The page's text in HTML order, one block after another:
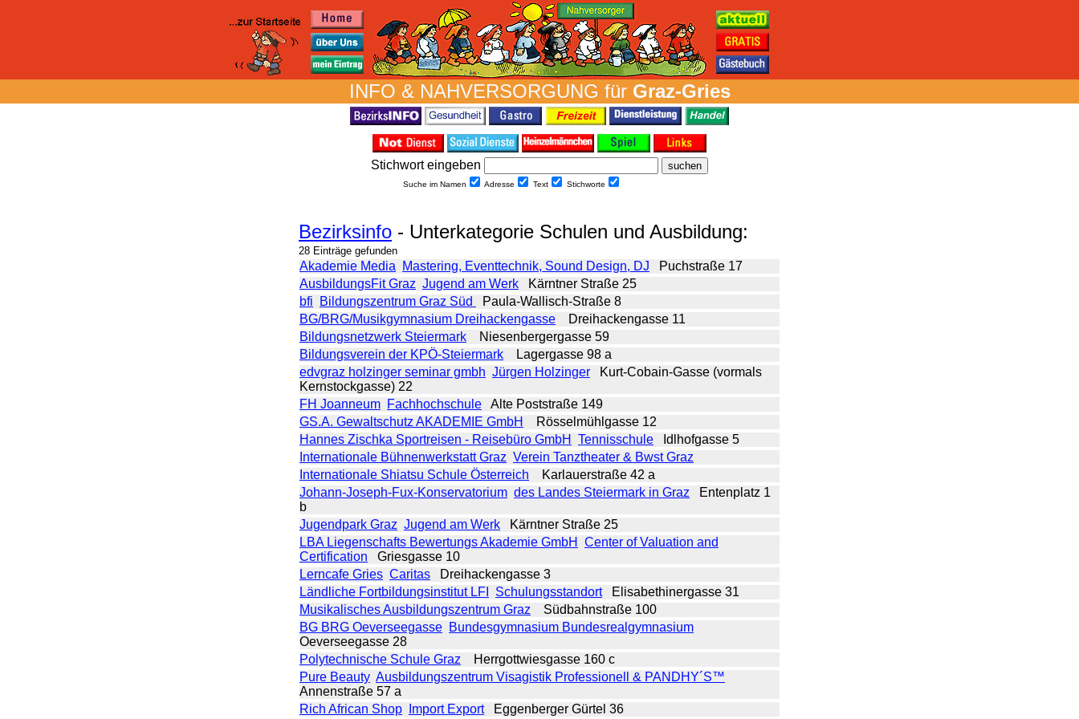
INFO & NAH­VER­SORG­UNG für Graz-Gries
Stich­wort ein­geben
Suche im Namen Adresse Text Stich­worte
Bezirksinfo - Unterkategorie Schulen und Ausbildung:
28 Einträge gefunden
Akademie Media Mastering, Eventtechnik, Sound Design, DJ Puchstraße 17
AusbildungsFit Graz Jugend am Werk Kärntner Straße 25
bfi
Bildungszentrum Graz Süd
Paula-Wallisch-Straße 8
BG/BRG/Musikgymnasium Dreihackengasse
Dreihackengasse 11
Bildungsnetzwerk Steiermark
Niesenbergergasse 59
Bildungsverein der KPÖ-Steiermark
Lagergasse 98 a
edvgraz holzinger seminar gmbh Jürgen Holzinger Kurt-Cobain-Gasse (vormals
Kernstockgasse) 22
FH Joanneum Fachhochschule Alte Poststraße 149
GS.A. Gewaltschutz AKADEMIE GmbH
Rösselmühlgasse 12
Hannes Zischka Sportreisen - Reisebüro GmbH
Tennisschule Idlhofgasse 5
Internationale Bühnenwerkstatt Graz Verein Tanztheater & Bwst Graz
Internationale Shiatsu Schule Österreich
Karlauerstraße 42 a
Johann-Joseph-Fux-Konservatorium des Landes Steiermark in Graz Entenplatz 1
b
Jugendpark Graz Jugend am Werk Kärntner Straße 25
LBA Liegenschafts Bewertungs Akademie GmbH
Center of Valuation and
Certification Griesgasse 10
Lerncafe Gries Caritas Dreihackengasse 3
Ländliche Fortbildungsinstitut LFI
SchulungsstandortElisabethinergasse 31
Musikalisches Ausbildungszentrum Graz
Südbahnstraße 100
BG BRG Oeverseegasse Bundesgymnasium Bundesrealgymnasium
Oeverseegasse 28
Polytechnische Schule Graz
Herrgottwiesgasse 160 c
Pure Beauty Ausbildungszentrum Visagistik Professionell & PANDHY´S™
Annenstraße 57 a
Rich African Shop
Import ExportEggenberger Gürtel 36